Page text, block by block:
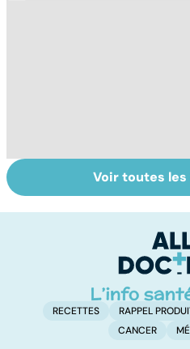
Staphylocoque
doré : une
Voir toutes
RECETTES RAPPEL
CANCER